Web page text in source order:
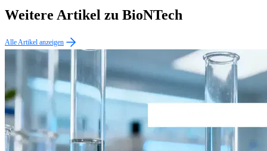
Weitere Artikel zu BioNTech
Alle Artikel anzeigen